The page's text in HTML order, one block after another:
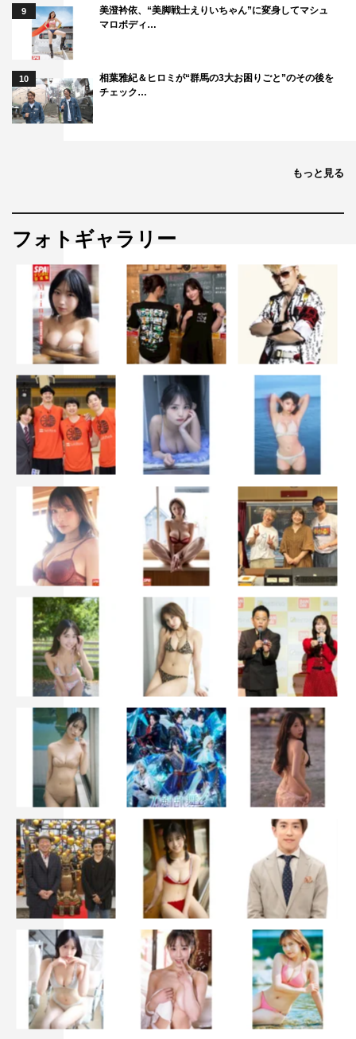
9
美澄衿依、“美脚戦士えりいちゃん”に変身してマシュ
マロボディ…
10
相葉雅紀＆ヒロミが“群馬の3大お困りごと”のその後を
チェック…
もっと見る
フォトギャラリー